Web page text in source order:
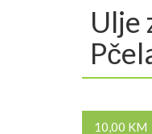
Ulje
10,00 KM